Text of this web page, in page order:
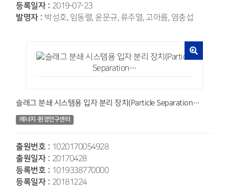
등록일자 : 2019-07-23
발명자 : 박성호, 임동렬, 윤문규, 류주열, 고아름, 염충섭
슬래그 분쇄 시스템용 입자 분리 장치(Particle Separation…
에너지·환경연구센터
출원번호 : 1020170054928
출원일자 : 20170428
등록번호 : 1019338770000
등록일자 : 20181224